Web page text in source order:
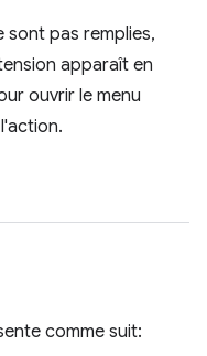
sont pas remplies,
apparaît en
ouvrir le menu
comme suit: